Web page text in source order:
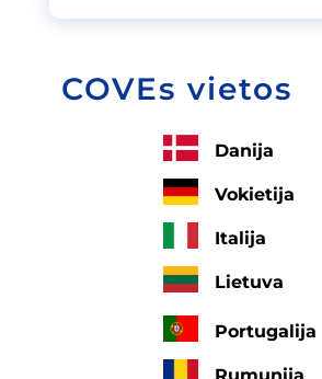
COVEs vietos
Danija
Vokietija
Italija
Lietuva
Portugalija
Rumunija